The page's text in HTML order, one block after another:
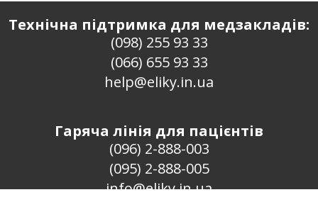
Технічна підтримка для медзакладів:
(098) 255 93 33
(066) 655 93 33
help@eliky.in.ua
Гаряча лінія для пацієнтів
(096) 2-888-003
(095) 2-888-005
info@eliky.in.ua